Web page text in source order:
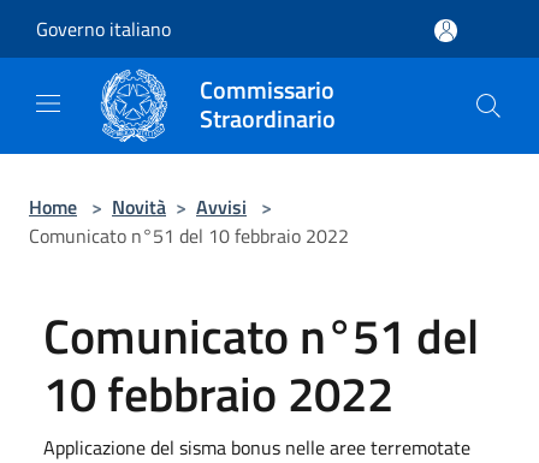
Governo italiano
Commissario
Straordinario
Home > Novità > Avvisi >
Comunicato n°51 del 10 febbraio 2022
Comunicato n°51 del
10 febbraio 2022
Applicazione del sisma bonus nelle aree terremotate